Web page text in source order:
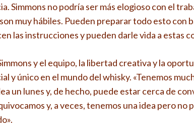
Simmons no podría ser más elogioso con el
muy hábiles. Pueden preparar todo esto con
las instrucciones y pueden darle vida a estas
y el equipo, la libertad creativa y la
y único en el mundo del whisky. «Tenemos
un lunes y, de hecho, puede estar cerca de
y, a veces, tenemos una idea pero no